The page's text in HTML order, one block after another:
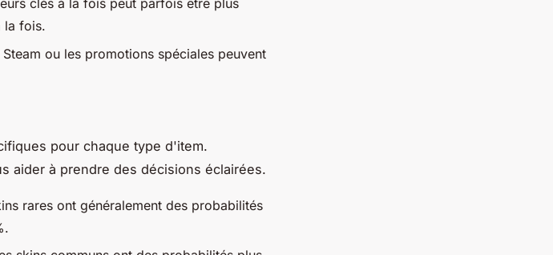
clés à la fois peut parfois être plus
la fois.
ou les promotions spéciales peuvent
pour chaque type d'item.
aider à prendre des décisions éclairées.
rares ont généralement des probabilités